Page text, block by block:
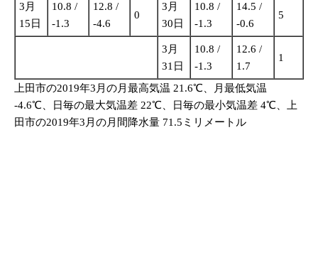
3月
15日
10.8 /
-1.3
12.8 /
-4.6
0
3月
30日
10.8 /
-1.3
14.5 /
-0.6
5
3月
31日
10.8 /
-1.3
12.6 /
1.7
1
上田市の2019年3月の月最高気温 21.6℃、月最低気温
-4.6℃、日毎の最大気温差 22℃、日毎の最小気温差 4℃、上
田市の2019年3月の月間降水量 71.5ミリメートル